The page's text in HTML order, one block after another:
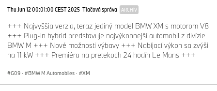
Thu Jun 12 00:01:00 CEST 2025 Tlačová správa ARCHÍV
+++ Najvyššia verzia, teraz jediný model BMW XM s motorom V8
+++ Plug-in hybrid predstavuje najvýkonnejší automobil z divízie
BMW M +++ Nové možnosti výbavy +++ Nabíjací výkon sa zvýšil
na 11 kW +++ Premiéra na pretekoch 24 hodín Le Mans +++
G09 · BMW M Automobiles · XM